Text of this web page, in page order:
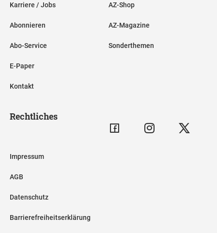
Karriere / Jobs
Abonnieren
Abo-Service
E-Paper
Kontakt
AZ-Shop
AZ-Magazine
Sonderthemen
Rechtliches
Impressum
AGB
Datenschutz
Barrierefreiheitserklärung